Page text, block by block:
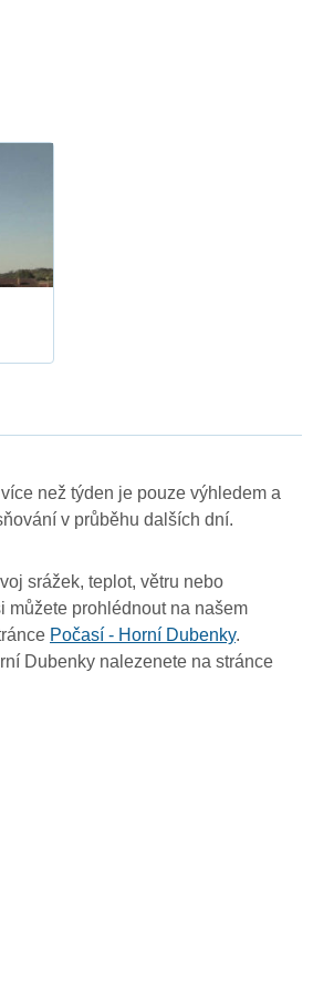
než týden je pouze výhledem a
v průběhu dalších dní.
srážek, teplot, větru nebo
můžete prohlédnout na našem
Počasí - Horní Dubenky.
Dubenky nalezenete na stránce